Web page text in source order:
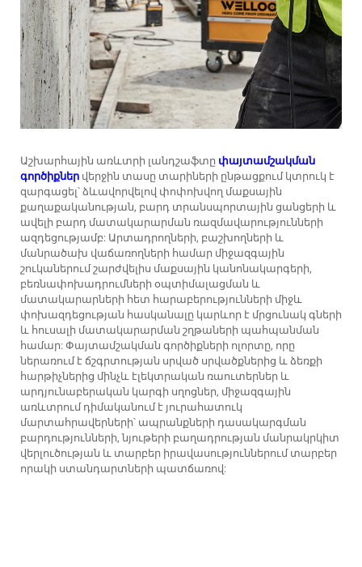
Աշխարհային առևտրի լանդշաֆտը փայտամշակման
գործիքներ վերջին տասը տարիների ընթացքում կտրուկ է
զարգացել՝ ձևավորվելով փոփոխվող մաքսային
քաղաքականության, բարդ տրանսպորտային ցանցերի և
ավելի բարդ մատակարարման ռազմավարությունների
ազդեցությամբ: Արտադրողների, բաշխողների և
մանրածախ վաճառողների համար միջազգային
շուկաներում շարժվելիս մաքսային կանոնակարգերի,
բեռնափոխադրումների օպտիմալացման և
մատակարարների հետ հարաբերությունների միջև
փոխազդեցության հասկանալը կարևոր է մրցունակ գների
և հուսալի մատակարարման շղթաների պահպանման
համար: Փայտամշակման գործիքների ոլորտը, որը
ներառում է ճշգրտության սրված սրվածքներից և ձեռքի
հարթիչներից մինչև էլեկտրական ռաուտերներ և
արդյունաբերական կարգի սղոցներ, միջազգային
առևտրում դիմականում է յուրահատուկ
մարտահրավերների՝ ապրանքների դասակարգման
բարդությունների, նյութերի բաղադրության մանրակրկիտ
վերլուծության և տարբեր իրավասություններում տարբեր
որակի ստանդարտների պատճառով: